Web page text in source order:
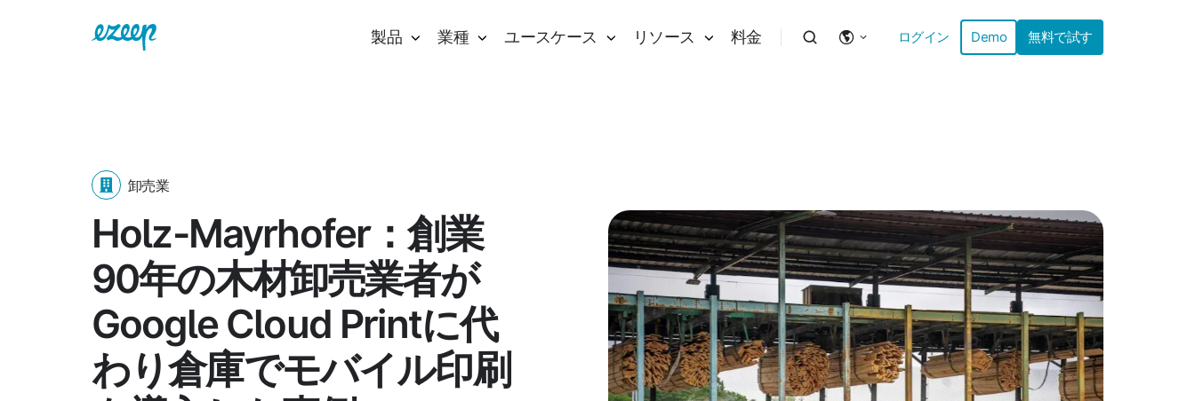
製品 業種 ユースケース リソース 料金 ログイン Demo 無料で試す
卸売業
Holz-Mayrhofer：創業
90年の木材卸売業者が
Google Cloud Printに代
わり倉庫でモバイル印刷